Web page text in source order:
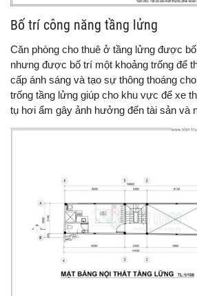
Bố trí công năng tầng lửng
Căn phòng cho thuê ở tầng lửng được
nhưng được bố trí một khoảng trống để
cấp ánh sáng và tạo sự thông thoáng
trống tầng lửng giúp cho khu vực để xe
tụ hơi ẩm gây ảnh hưởng đến tài sản và